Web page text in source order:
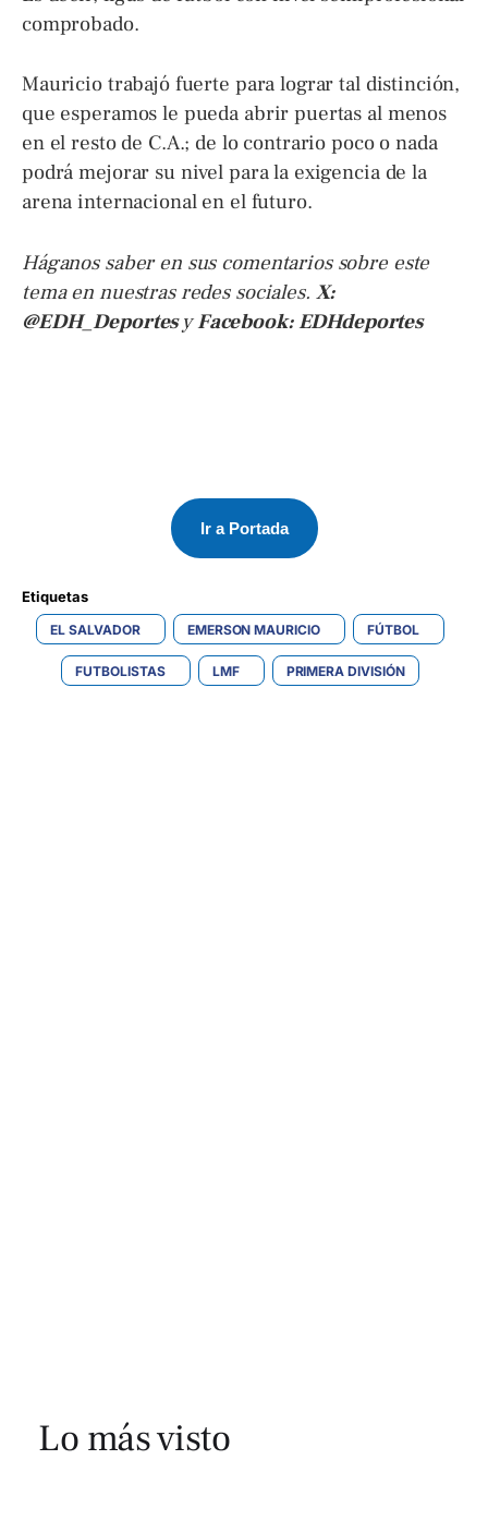
comprobado.
Mauricio trabajó fuerte para lograr tal distinción,
que esperamos le pueda abrir puertas al menos
en el resto de C.A.; de lo contrario poco o nada
podrá mejorar su nivel para la exigencia de la
arena internacional en el futuro.
Háganos saber en sus comentarios sobre este
tema en nuestras redes sociales. X:
@EDH_DeportesyFacebook: EDHdeportes
Ir a Portada
Etiquetas
EL SALVADOR EMERSON MAURICIO FÚTBOL
FUTBOLISTAS LMF PRIMERA DIVISIÓN
Lo más visto